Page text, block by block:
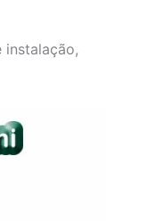
instalação,